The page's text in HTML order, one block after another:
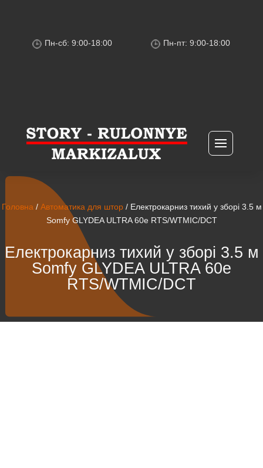
Пн-сб: 9:00-18:00 Пн-пт: 9:00-18:00
Головна/ Автоматика для штор/ Електрокарниз тихий у зборі 3.5 м
Somfy GLYDEA ULTRA 60e RTS/WTMIC/DCT
Електрокарниз тихий у зборі 3.5 м
Somfy GLYDEA ULTRA 60e
RTS/WTMIC/DCT